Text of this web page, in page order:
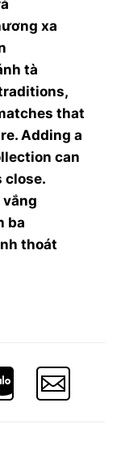
xa
tà
that
Adding a
can
close.
ba
thoát